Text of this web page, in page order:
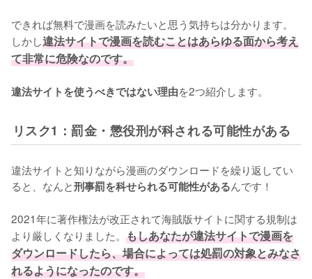
できれば無料で漫画を読みたいと思う気持ちは分かります。
しかし違法サイトで漫画を読むことはあらゆる面から考え
て非常に危険なのです。
違法サイトを使うべきではない理由を2つ紹介します。
リスク1：罰金・懲役刑が科される可能性がある
違法サイトと知りながら漫画のダウンロードを繰り返してい
ると、なんと刑事罰を科せられる可能性があるんです！
2021年に著作権法が改正されて海賊版サイトに関する規制は
より厳しくなりました。 もしあなたが違法サイトで漫画を
ダウンロードしたら、場合によっては処罰の対象とみなさ
れるようになったのです。